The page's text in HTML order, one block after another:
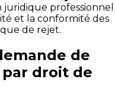
professionnel
et la conformité des
de rejet.
de
droit de